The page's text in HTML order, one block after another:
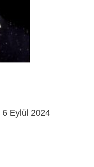
6 Eylül 2024